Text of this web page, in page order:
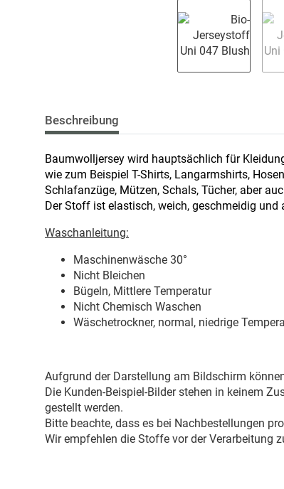
Beschreibung
Baumwolljersey wird hauptsächlich für
wie zum Beispiel T-Shirts, Langarmshirts,
Schlafanzüge, Mützen, Schals, Tücher, aber
Der Stoff ist elastisch, weich, geschmeidig und
Waschanleitung:
Maschinenwäsche 30°
Nicht Bleichen
Bügeln, Mittlere Temperatur
Nicht Chemisch Waschen
Wäschetrockner, normal, niedrige
Aufgrund der Darstellung am Bildschirm
Die Kunden-Beispiel-Bilder stehen in keinem
gestellt werden.
Bitte beachte, dass es bei Nachbestellungen
Wir empfehlen die Stoffe vor der Verarbeitung